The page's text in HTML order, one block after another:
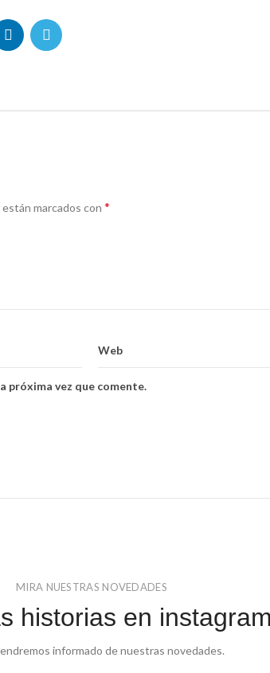
marcados con *
Web
próxima vez que comente.
MIRA NUESTRAS NOVEDADES
historias en
informado de nuestras novedades.